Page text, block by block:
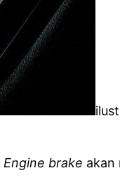
Engine brake akan